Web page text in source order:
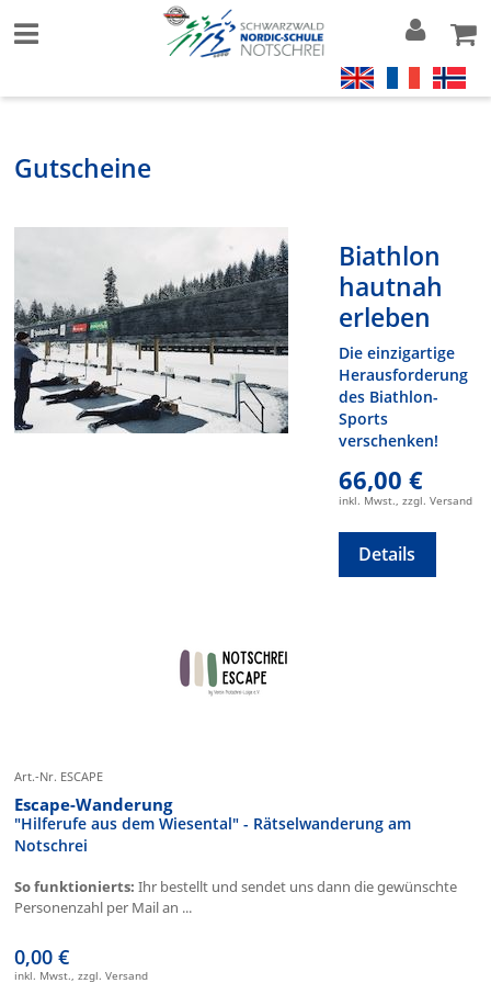
Gutscheine
Biathlon
hautnah
erleben
Die einzigartige
Herausforderung
des Biathlon-
Sports
verschenken!
66,00 €
inkl. Mwst., zzgl. Versand
Details
Art.-Nr. ESCAPE
Escape-Wanderung
"Hilferufe aus dem Wiesental" - Rätselwanderung am
Notschrei
So funktionierts: Ihr bestellt und sendet uns dann die gewünschte
Personenzahl per Mail an ...
0,00 €
inkl. Mwst., zzgl. Versand